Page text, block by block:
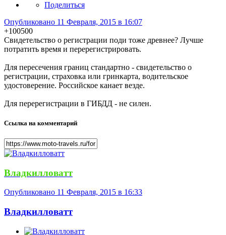
Поделиться
Опубликовано 11 Февраля, 2015 в 16:07
+100500
Свидетельство о регистрации поди тоже древнее? Лучше
потратить время и перерегистрировать.
Для пересечения границ стандартно - свидетельство о
регистрации, страховка или гринкарта, водительское
удостоверение. Российское канает везде.
Для перерегистрации в ГИБДД - не силен.
Ссылка на комментарий
Владкилловатт
Опубликовано 11 Февраля, 2015 в 16:33
Владкилловатт